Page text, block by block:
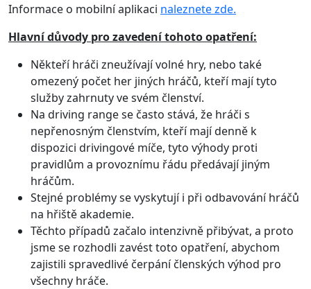
Informace o mobilní aplikaci naleznete zde.
Hlavní důvody pro zavedení tohoto opatření:
Někteří hráči zneužívají volné hry, nebo také
omezený počet her jiných hráčů, kteří mají tyto
služby zahrnuty ve svém členství.
Na driving range se často stává, že hráči s
nepřenosným členstvím, kteří mají denně k
dispozici drivingové míče, tyto výhody proti
pravidlům a provoznímu řádu předávají jiným
hráčům.
Stejné problémy se vyskytují i při odbavování hráčů
na hřiště akademie.
Těchto případů začalo intenzivně přibývat, a proto
jsme se rozhodli zavést toto opatření, abychom
zajistili spravedlivé čerpání členských výhod pro
všechny hráče.